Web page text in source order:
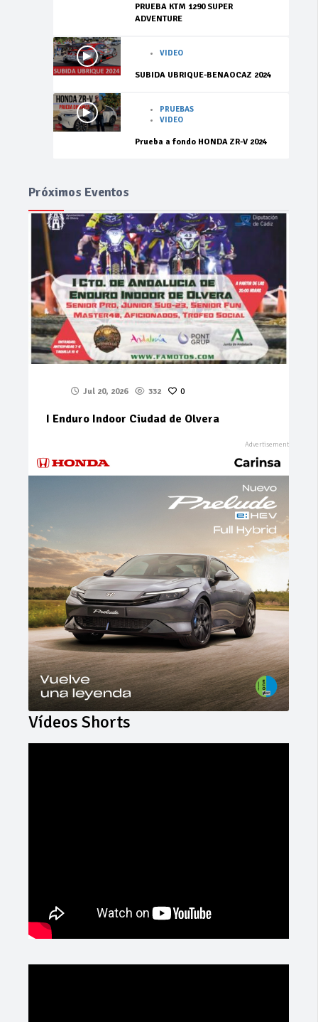
PRUEBA KTM 1290 SUPER
ADVENTURE
VIDEO
SUBIDA UBRIQUE-BENAOCAZ 2024
PRUEBAS
VIDEO
Prueba a fondo HONDA ZR-V 2024
Próximos Eventos
Jul 20, 2026 332 0
I Enduro Indoor Ciudad de Olvera
Vídeos Shorts